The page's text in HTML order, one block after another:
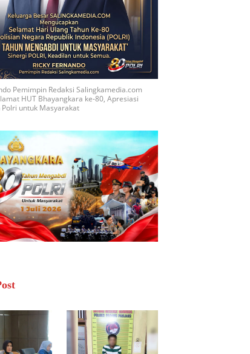
Pemimpin Redaksi Salingkamedia.com
HUT Bhayangkara ke-80, Apresiasi
Polri untuk Masyarakat